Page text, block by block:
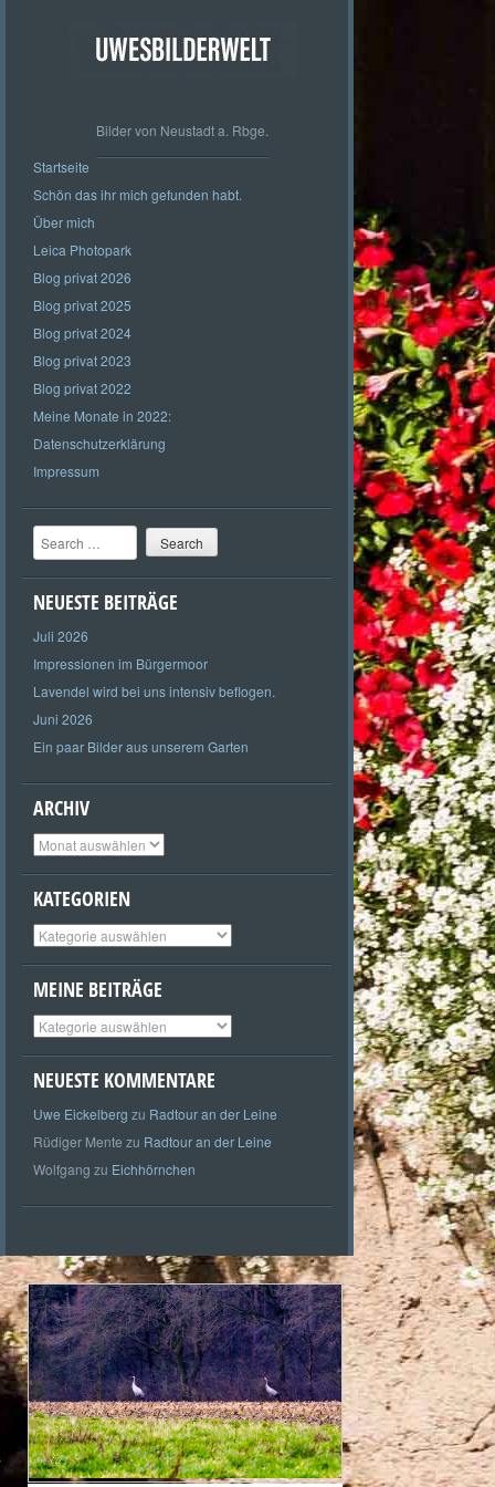
Bilder von Neustadt a. Rbge.
Startseite
Schön das ihr mich gefunden habt.
Über mich
Leica Photopark
Blog privat 2026
Blog privat 2025
Blog privat 2024
Blog privat 2023
Blog privat 2022
Meine Monate in 2022:
Datenschutzerklärung
Impressum
Search
NEUESTE BEITRÄGE
Juli 2026
Impressionen im Bürgermoor
Lavendel wird bei uns intensiv beflogen.
Juni 2026
Ein paar Bilder aus unserem Garten
ARCHIV
Archiv
KATEGORIEN
Kategorien
MEINE BEITRÄGE
Meine
Beiträge
NEUESTE KOMMENTARE
Uwe Eickelberg zu Radtour an der Leine
Rüdiger Mente zu Radtour an der Leine
Wolfgang zu Eichhörnchen